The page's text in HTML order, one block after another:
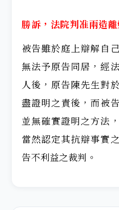
勝訴，法院判准兩造
被告雖於庭上辯解自
無法予原告同居，經
人後，原告陳先生對
盡證明之責後，而被
並無確實證明之方法
當然認定其抗辯事實
告不利益之裁判。